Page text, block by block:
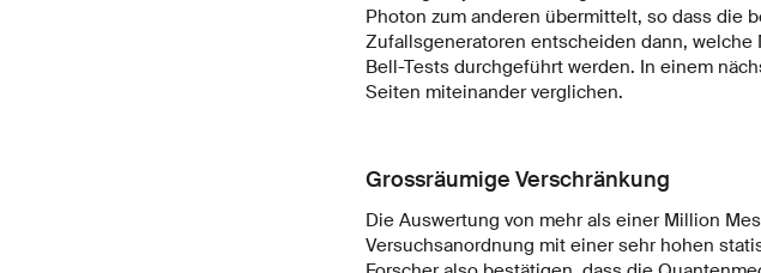
Photon zum anderen übermittelt, so dass die
Zufallsgeneratoren entscheiden dann,
Bell-Tests durchgeführt werden. In einem
Seiten miteinander verglichen.
Grossräumige Verschränkung
Die Auswertung von mehr als einer Million
Versuchsanordnung mit einer sehr hohen